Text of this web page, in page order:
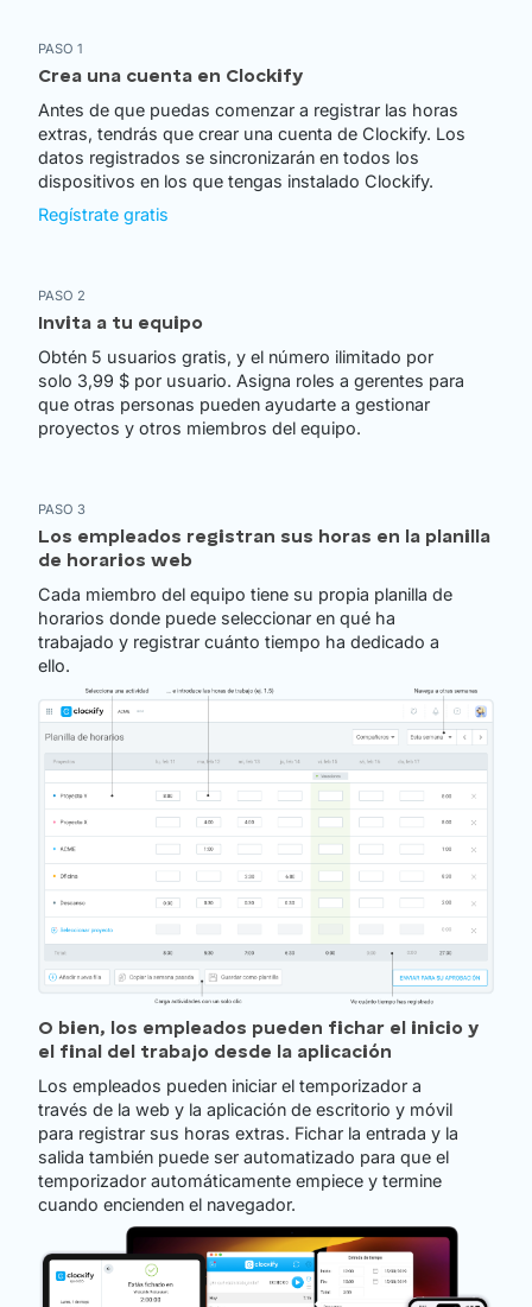
PASO 1
Crea una cuenta en Clockify
Antes de que puedas comenzar a registrar las horas
extras, tendrás que crear una cuenta de Clockify. Los
datos registrados se sincronizarán en todos los
dispositivos en los que tengas instalado Clockify.
Regístrate gratis
PASO 2
Invita a tu equipo
Obtén 5 usuarios gratis, y el número ilimitado por
solo 3,99 $ por usuario. Asigna roles a gerentes para
que otras personas pueden ayudarte a gestionar
proyectos y otros miembros del equipo.
PASO 3
Los empleados registran sus horas en la planilla
de horarios web
Cada miembro del equipo tiene su propia planilla de
horarios donde puede seleccionar en qué ha
trabajado y registrar cuánto tiempo ha dedicado a
ello.
O bien, los empleados pueden fichar el inicio y
el final del trabajo desde la aplicación
Los empleados pueden iniciar el temporizador a
través de la web y la aplicación de escritorio y móvil
para registrar sus horas extras. Fichar la entrada y la
salida también puede ser automatizado para que el
temporizador automáticamente empiece y termine
cuando encienden el navegador.